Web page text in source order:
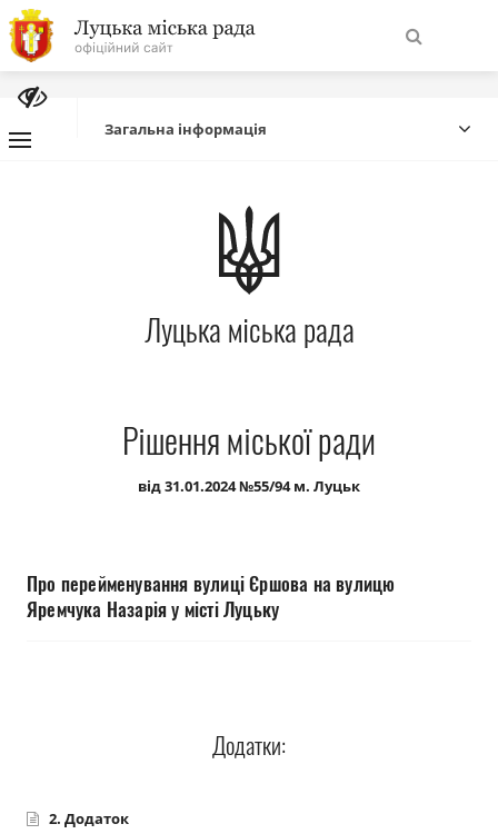
На
головну
Про місто
Міська влада
Міська рада
Публічна інформація
Документи
Загальна інформація
Луцька міська рада
Рішення міської ради
від 31.01.2024 №55/94 м. Луцьк
Про перейменування вулиці Єршова на вулицю
Яремчука Назарія у місті Луцьку
Додатки:
2. Додаток